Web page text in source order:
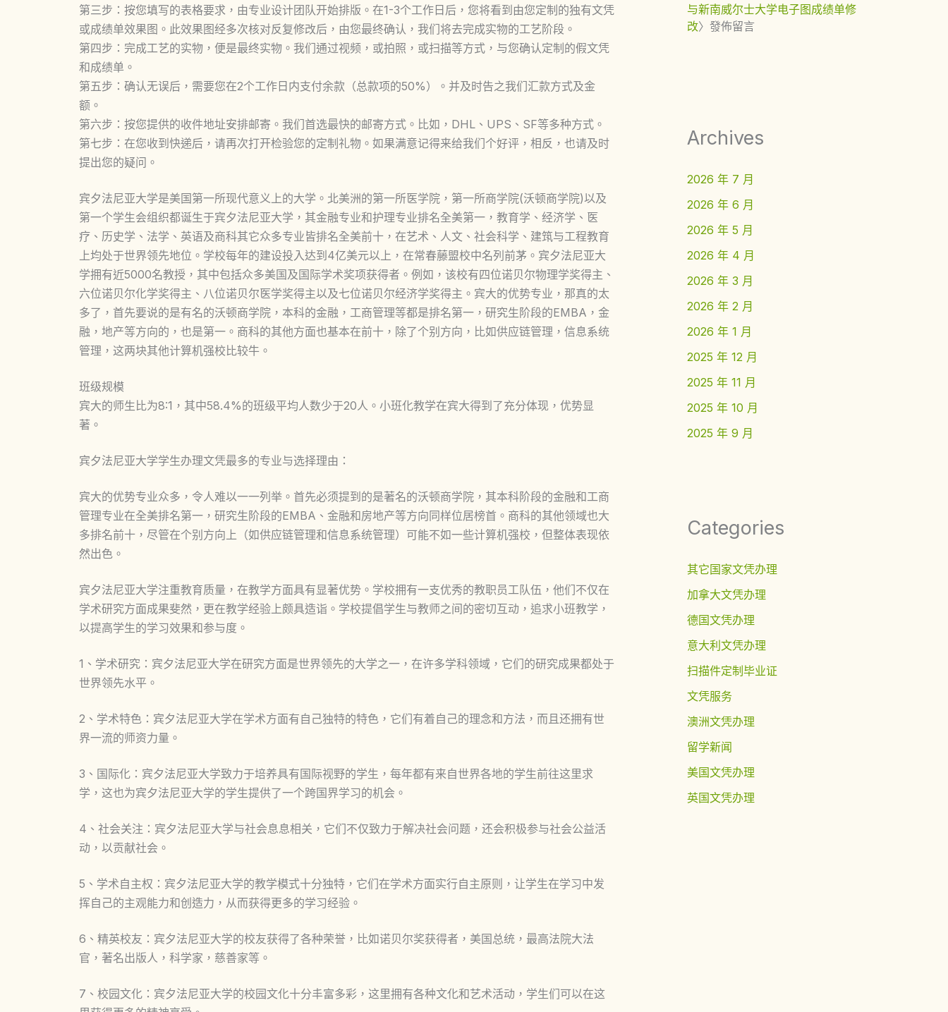
第三步：按您填写的表格要求，由专业设计团队开始排版。在1-3个工作日后，您将看到由您定制的独有文凭
或成绩单效果图。此效果图经多次核对反复修改后，由您最终确认，我们将去完成实物的工艺阶段。
第四步：完成工艺的实物，便是最终实物。我们通过视频，或拍照，或扫描等方式，与您确认定制的假文凭
和成绩单。
第五步：确认无误后，需要您在2个工作日内支付余款（总款项的50%）。并及时告之我们汇款方式及金
额。
第六步：按您提供的收件地址安排邮寄。我们首选最快的邮寄方式。比如，DHL、UPS、SF等多种方式。
第七步：在您收到快递后，请再次打开检验您的定制礼物。如果满意记得来给我们个好评，相反，也请及时
提出您的疑问。
宾夕法尼亚大学是美国第一所现代意义上的大学。北美洲的第一所医学院，第一所商学院(沃顿商学院)以及
第一个学生会组织都诞生于宾夕法尼亚大学，其金融专业和护理专业排名全美第一，教育学、经济学、医
疗、历史学、法学、英语及商科其它众多专业皆排名全美前十，在艺术、人文、社会科学、建筑与工程教育
上均处于世界领先地位。学校每年的建设投入达到4亿美元以上，在常春藤盟校中名列前茅。宾夕法尼亚大
学拥有近5000名教授，其中包括众多美国及国际学术奖项获得者。例如，该校有四位诺贝尔物理学奖得主、
六位诺贝尔化学奖得主、八位诺贝尔医学奖得主以及七位诺贝尔经济学奖得主。宾大的优势专业，那真的太
多了，首先要说的是有名的沃顿商学院，本科的金融，工商管理等都是排名第一，研究生阶段的EMBA，金
融，地产等方向的，也是第一。商科的其他方面也基本在前十，除了个别方向，比如供应链管理，信息系统
管理，这两块其他计算机强校比较牛。
班级规模
宾大的师生比为8:1，其中58.4%的班级平均人数少于20人。小班化教学在宾大得到了充分体现，优势显
著。
宾夕法尼亚大学学生办理文凭最多的专业与选择理由：
宾大的优势专业众多，令人难以一一列举。首先必须提到的是著名的沃顿商学院，其本科阶段的金融和工商
管理专业在全美排名第一，研究生阶段的EMBA、金融和房地产等方向同样位居榜首。商科的其他领域也大
多排名前十，尽管在个别方向上（如供应链管理和信息系统管理）可能不如一些计算机强校，但整体表现依
然出色。
宾夕法尼亚大学注重教育质量，在教学方面具有显著优势。学校拥有一支优秀的教职员工队伍，他们不仅在
学术研究方面成果斐然，更在教学经验上颇具造诣。学校提倡学生与教师之间的密切互动，追求小班教学，
以提高学生的学习效果和参与度。
1、学术研究：宾夕法尼亚大学在研究方面是世界领先的大学之一，在许多学科领域，它们的研究成果都处于
世界领先水平。
2、学术特色：宾夕法尼亚大学在学术方面有自己独特的特色，它们有着自己的理念和方法，而且还拥有世
界一流的师资力量。
3、国际化：宾夕法尼亚大学致力于培养具有国际视野的学生，每年都有来自世界各地的学生前往这里求
学，这也为宾夕法尼亚大学的学生提供了一个跨国界学习的机会。
4、社会关注：宾夕法尼亚大学与社会息息相关，它们不仅致力于解决社会问题，还会积极参与社会公益活
动，以贡献社会。
5、学术自主权：宾夕法尼亚大学的教学模式十分独特，它们在学术方面实行自主原则，让学生在学习中发
挥自己的主观能力和创造力，从而获得更多的学习经验。
6、精英校友：宾夕法尼亚大学的校友获得了各种荣誉，比如诺贝尔奖获得者，美国总统，最高法院大法
官，著名出版人，科学家，慈善家等。
7、校园文化：宾夕法尼亚大学的校园文化十分丰富多彩，这里拥有各种文化和艺术活动，学生们可以在这
与新南威尔士大学电子图成绩单修
改〉發佈留言
Archives
2026 年 7 月
2026 年 6 月
2026 年 5 月
2026 年 4 月
2026 年 3 月
2026 年 2 月
2026 年 1 月
2025 年 12 月
2025 年 11 月
2025 年 10 月
2025 年 9 月
Categories
其它国家文凭办理
加拿大文凭办理
德国文凭办理
意大利文凭办理
扫描件定制毕业证
文凭服务
澳洲文凭办理
留学新闻
美国文凭办理
英国文凭办理